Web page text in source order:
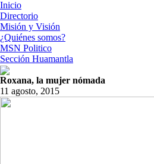
Inicio
Directorio
Misión y Visión
¿Quiénes somos?
MSN Politico
Sección Huamantla
Roxana, la mujer nómada
11 agosto, 2015